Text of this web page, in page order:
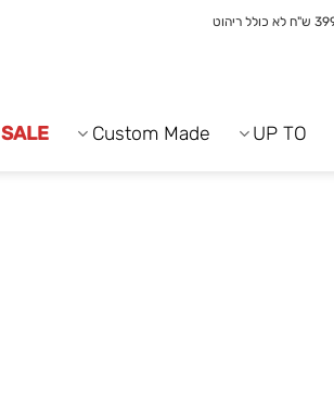
UP TO
Custom Made
SALE